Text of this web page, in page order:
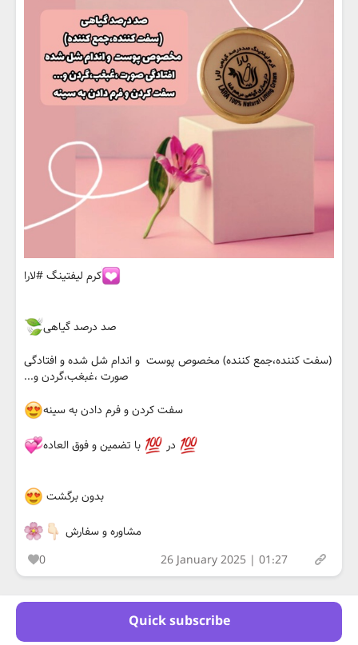
Quick subscribe
کرم لیفتینگ #لارا
صد درصد گیاهی
(سفت کننده،جمع کننده) مخصوص پوست و اندام شل شده و افتادگی
صورت ،غبغب،گردن و...
سفت کردن و فرم دادن به سینه
در
با تضمین و فوق العاده
بدون برگشت
مشاوره و سفارش
0
26 January 2025 | 01:27